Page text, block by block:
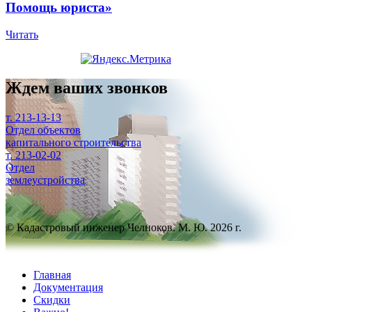
Помощь юриста»
Читать
Ждем ваших звонков
т. 213-13-13
Отдел объектов
капитального строительства
т. 213-02-02
Отдел
землеустройства
© Кадастровый инженер Челноков. М. Ю. 2026 г.
Главная
Документация
Скидки